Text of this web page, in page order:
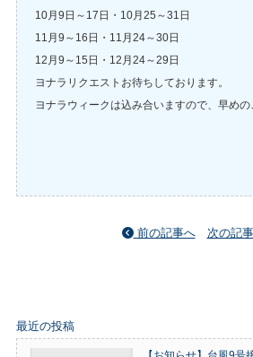
10月9日～17日・10月25～31日
11月9～16日・11月24～30日
12月9～15日・12月24～29日
ヨナラリクエストお待ちしております。
ヨナラウィークは込み合いますので、早めの
前の記事へ 次の記
最近の投稿